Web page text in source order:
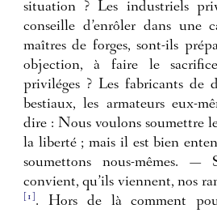
situation ? Les industriels
conseille d’enrôler dans une
maîtres de forges, sont-ils
objection, à faire le
priviléges ? Les fabricants de
bestiaux, les armateurs eux-
dire : Nous voulons soumettre
la liberté ; mais il est bien
soumettons nous-mêmes.
convient, qu’ils viennent, nos
[1] . Hors de là comment